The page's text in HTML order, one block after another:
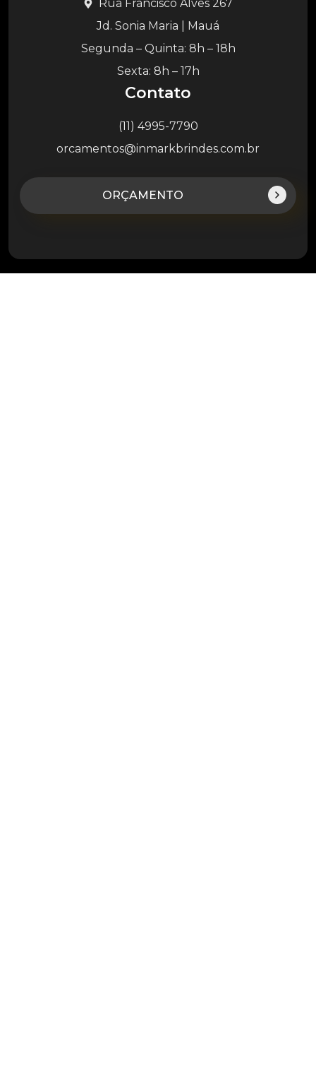
Rua Francisco Alves 267
Jd. Sonia Maria | Mauá
Segunda – Quinta: 8h – 18h
Sexta: 8h – 17h
Contato
(11) 4995-7790
orcamentos@inmarkbrindes.com.br
ORÇAMENTO